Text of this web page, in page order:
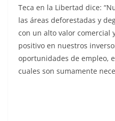
Teca en la Libertad dice:
las áreas deforestadas y
con un alto valor comercial
positivo en nuestros
oportunidades de empleo,
cuales son sumamente